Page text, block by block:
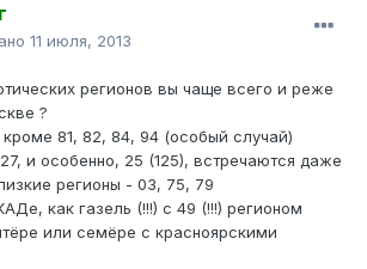
11 июля, 2013
регионов вы чаще всего и реже
?
81, 82, 84, 94 (особый случай)
и особенно, 25 (125), встречаются даже
регионы - 03, 75, 79
как газель (!!!) с 49 (!!!) регионом
или семёре с красноярскими